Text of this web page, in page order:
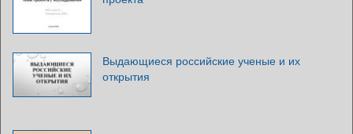
Выдающиеся российские ученые и их
открытия